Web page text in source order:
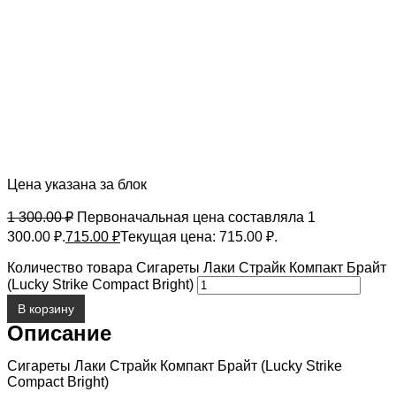
Цена указана за блок
1 300.00₽ Первоначальная цена составляла 1
300.00 ₽.715.00 ₽Текущая цена: 715.00 ₽.
Количество товара Сигареты Лаки Страйк Компакт Брайт
(Lucky Strike Compact Bright)
В корзину
Описание
Сигареты Лаки Страйк Компакт Брайт (Lucky Strike
Compact Bright)